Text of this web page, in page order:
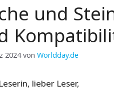
und
2024 von Worldday.de
Leserin, lieber Leser,